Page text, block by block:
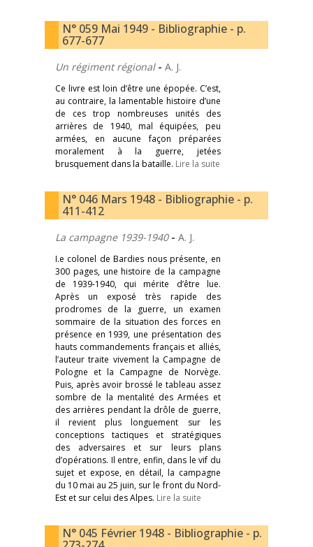
N° 059 Mai 1949 - Bibliographie - p.
677-677
Un régiment régional - A. J.
Ce livre est loin d’être une épopée. C’est,
au contraire, la lamentable histoire d’une
de ces trop nombreuses unités des
arrières de 1940, mal équipées, peu
armées, en aucune façon préparées
moralement à la guerre, jetées
brusquement dans la bataille. Lire la suite
N° 046 Mars 1948 - Bibliographie - p.
411-412
La campagne 1939-1940 - A. J.
I.e colonel de Bardies nous présente, en
300 pages, une histoire de la campagne
de 1939-1940, qui mérite d’être lue.
Après un exposé très rapide des
prodromes de la guerre, un examen
sommaire de la situation des forces en
présence en 1939, une présentation des
hauts commandements français et alliés,
l’auteur traite vivement la Campagne de
Pologne et la Campagne de Norvège.
Puis, après avoir brossé le tableau assez
sombre de la mentalité des Armées et
des arrières pendant la drôle de guerre,
il revient plus longuement sur les
conceptions tactiques et stratégiques
des adversaires et sur leurs plans
d’opérations. Il entre, enfin, dans le vif du
sujet et expose, en détail, la campagne
du 10 mai au 25 juin, sur le front du Nord-
Est et sur celui des Alpes. Lire la suite
N° 045 Février 1948 - Bibliographie - p.